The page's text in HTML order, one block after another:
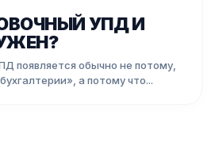
УПД И
появляется обычно не потому,
а потому что...